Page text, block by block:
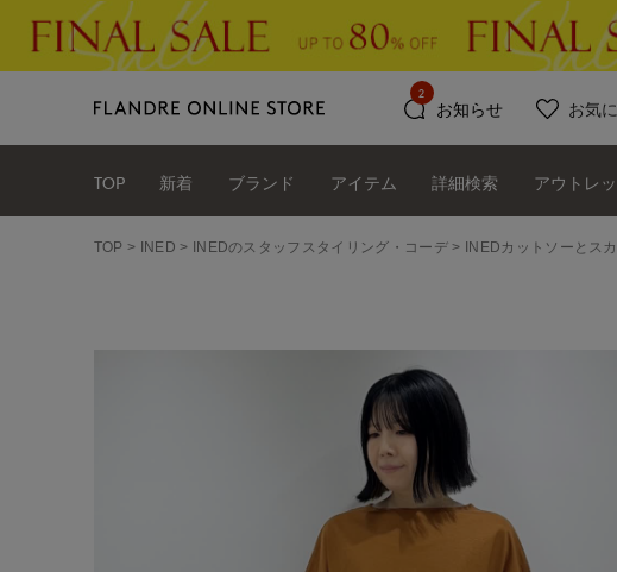
お知らせ
2
お気
TOP 新着 ブランド アイテム 詳細検索 アウトレ
TOP INED INEDのスタッフスタイリング・コーデ INEDカットソーとス